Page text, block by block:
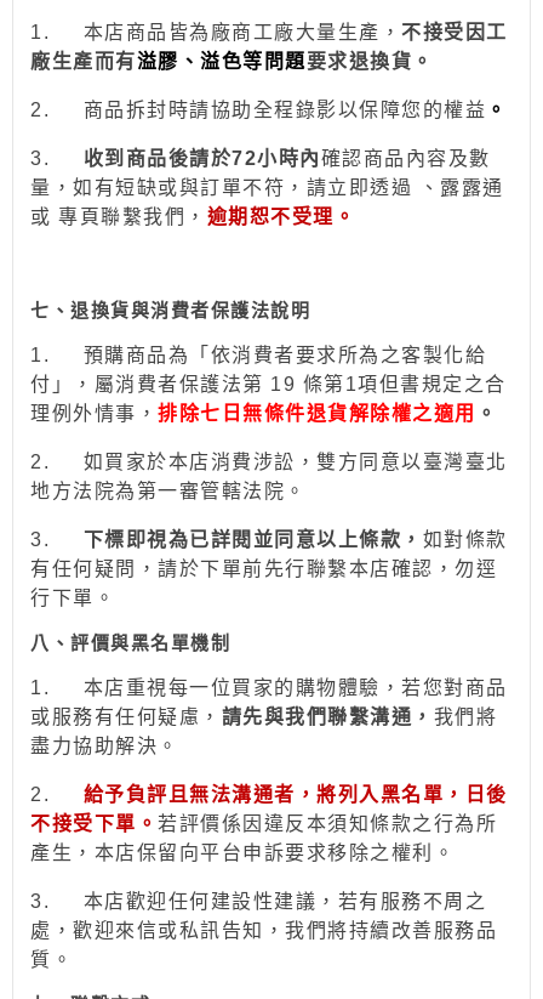
1. 本店商品皆為廠商工廠大量生產， 不接受因工
廠生產而有溢膠、溢色等問題要求退換貨。
2. 商品拆封時請協助全程錄影以保障您的權益 。
3. 收到商品後請於72小時內確認商品內容及數
量，如有短缺或與訂單不符，請立即透過
、露露通
或 專頁聯繫我們， 逾期恕不受理。
七、退換貨與消費者保護法說明
1.
預購商品為「依消費者要求所為之客製化給
付」，屬消費者保護法第 19 條第1項但書規定之合
理例外情事， 排除七日無條件退貨解除權之適用 。
2.
如買家於本店消費涉訟，雙方同意以臺灣臺北
地方法院為第一審管轄法院。
3. 下標即視為已詳閱並同意以上條款， 如對條款
有任何疑問，請於下單前先行聯繫本店確認，勿逕
行下單。
八、評價與黑名單機制
1.
本店重視每一位買家的購物體驗，若您對商品
或服務有任何疑慮， 請先與我們聯繫溝通， 我們將
盡力協助解決。
2.
給予負評且無法溝通者，將列入黑名單，日後
不接受下單。 若評價係因違反本須知條款之行為所
產生，本店保留向平台申訴要求移除之權利。
3.
本店歡迎任何建設性建議，若有服務不周之
處，歡迎來信或私訊告知，我們將持續改善服務品
質。